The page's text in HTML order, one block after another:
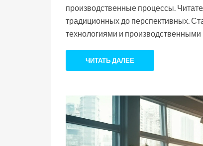
производственные процессы.
традиционных до перспективных.
технологиями и
ЧИТАТЬ ДАЛЕЕ